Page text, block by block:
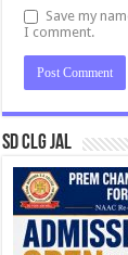
Save my
I comment.
SD CLG JAL